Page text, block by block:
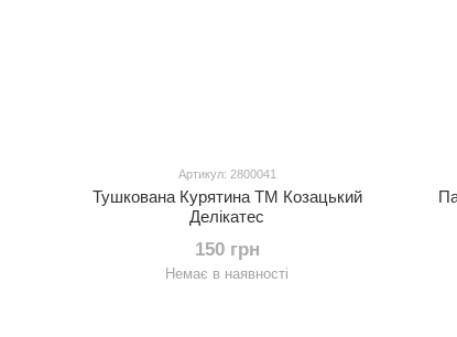
Артикул: 2800041
Тушкована Курятина ТМ Козацький
Делікатес
150 грн
Немає в наявності